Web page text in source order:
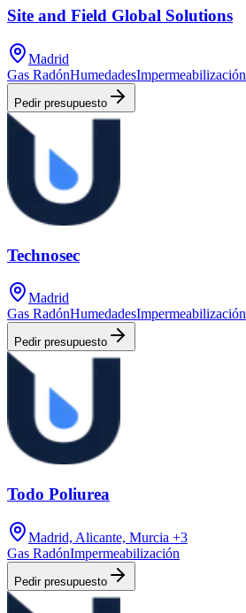
Site and Field Global Solutions
Madrid
Gas RadónHumedadesImpermeabilización
Pedir presupuesto
Technosec
Madrid
Gas RadónHumedadesImpermeabilización
Pedir presupuesto
Todo Poliurea
Madrid, Alicante, Murcia +3
Gas RadónImpermeabilización
Pedir presupuesto